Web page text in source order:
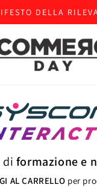
DELLA
di formazione e
AL CARRELLO per